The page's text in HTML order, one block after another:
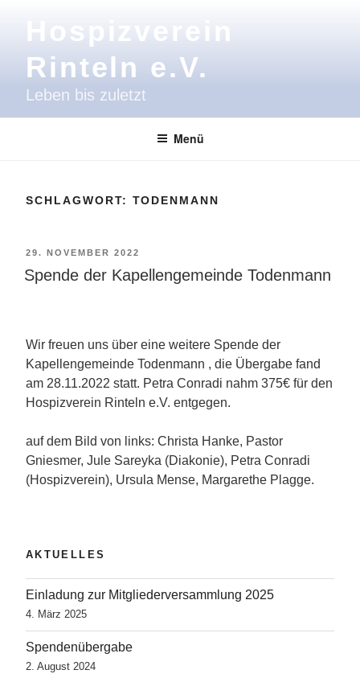
Hospizverein
Rinteln e.V.
Leben bis zuletzt
Menü
SCHLAGWORT: TODENMANN
VERÖFFENTLICHT
AM
29. NOVEMBER 2022
Spende der Kapellengemeinde Todenmann
Wir freuen uns über eine weitere Spende der
Kapellengemeinde Todenmann , die Übergabe fand
am 28.11.2022 statt. Petra Conradi nahm 375€ für den
Hospizverein Rinteln e.V. entgegen.
auf dem Bild von links: Christa Hanke, Pastor
Gniesmer, Jule Sareyka (Diakonie), Petra Conradi
(Hospizverein), Ursula Mense, Margarethe Plagge.
AKTUELLES
Einladung zur Mitgliederversammlung 2025
4. März 2025
Spendenübergabe
2. August 2024